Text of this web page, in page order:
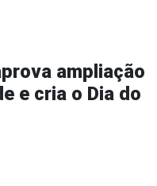
ampliação
e cria o Dia do